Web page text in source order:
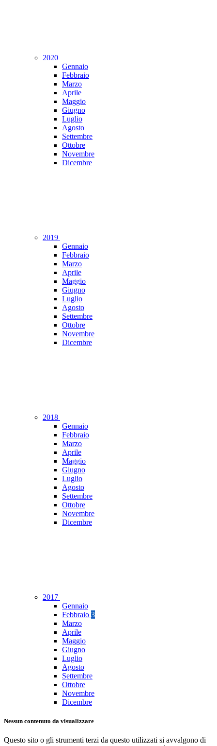
2020
Gennaio
Febbraio
Marzo
Aprile
Maggio
Giugno
Luglio
Agosto
Settembre
Ottobre
Novembre
Dicembre
2019
Gennaio
Febbraio
Marzo
Aprile
Maggio
Giugno
Luglio
Agosto
Settembre
Ottobre
Novembre
Dicembre
2018
Gennaio
Febbraio
Marzo
Aprile
Maggio
Giugno
Luglio
Agosto
Settembre
Ottobre
Novembre
Dicembre
2017
Gennaio
Febbraio 3
Marzo
Aprile
Maggio
Giugno
Luglio
Agosto
Settembre
Ottobre
Novembre
Dicembre
Nessun contenuto da visualizzare
Questo sito o gli strumenti terzi da questo utilizzati si avvalgono di